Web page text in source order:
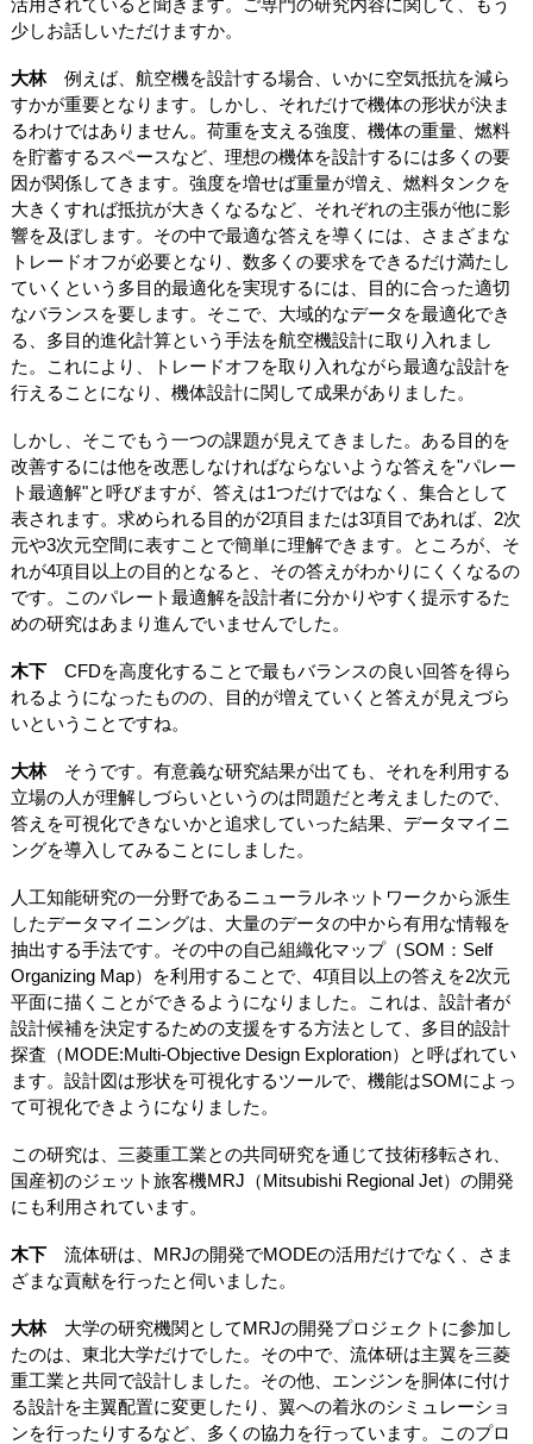
少しお話しいただけますか。
大林例えば、航空機を設計する場合、いかに空気抵抗を減ら
すかが重要となります。しかし、それだけで機体の形状が決ま
るわけではありません。荷重を支える強度、機体の重量、燃料
を貯蓄するスペースなど、理想の機体を設計するには多くの要
因が関係してきます。強度を増せば重量が増え、燃料タンクを
大きくすれば抵抗が大きくなるなど、それぞれの主張が他に影
響を及ぼします。その中で最適な答えを導くには、さまざまな
トレードオフが必要となり、数多くの要求をできるだけ満たし
ていくという多目的最適化を実現するには、目的に合った適切
なバランスを要します。そこで、大域的なデータを最適化でき
る、多目的進化計算という手法を航空機設計に取り入れまし
た。これにより、トレードオフを取り入れながら最適な設計を
行えることになり、機体設計に関して成果がありました。
しかし、そこでもう一つの課題が見えてきました。ある目的を
改善するには他を改悪しなければならないような答えを"パレー
ト最適解"と呼びますが、答えは1つだけではなく、集合として
表されます。求められる目的が2項目または3項目であれば、2次
元や3次元空間に表すことで簡単に理解できます。ところが、そ
れが4項目以上の目的となると、その答えがわかりにくくなるの
です。このパレート最適解を設計者に分かりやすく提示するた
めの研究はあまり進んでいませんでした。
木下CFDを高度化することで最もバランスの良い回答を得ら
れるようになったものの、目的が増えていくと答えが見えづら
いということですね。
大林そうです。有意義な研究結果が出ても、それを利用する
立場の人が理解しづらいというのは問題だと考えましたので、
答えを可視化できないかと追求していった結果、データマイニ
ングを導入してみることにしました。
人工知能研究の一分野であるニューラルネットワークから派生
したデータマイニングは、大量のデータの中から有用な情報を
抽出する手法です。その中の自己組織化マップ（SOM：Self
Organizing Map）を利用することで、4項目以上の答えを2次元
平面に描くことができるようになりました。これは、設計者が
設計候補を決定するための支援をする方法として、多目的設計
探査（MODE:Multi-Objective Design Exploration）と呼ばれてい
ます。設計図は形状を可視化するツールで、機能はSOMによっ
て可視化できようになりました。
この研究は、三菱重工業との共同研究を通じて技術移転され、
国産初のジェット旅客機MRJ（Mitsubishi Regional Jet）の開発
にも利用されています。
木下流体研は、MRJの開発でMODEの活用だけでなく、さま
ざまな貢献を行ったと伺いました。
大林大学の研究機関としてMRJの開発プロジェクトに参加し
たのは、東北大学だけでした。その中で、流体研は主翼を三菱
重工業と共同で設計しました。その他、エンジンを胴体に付け
る設計を主翼配置に変更したり、翼への着氷のシミュレーショ
ンを行ったりするなど、多くの協力を行っています。このプロ